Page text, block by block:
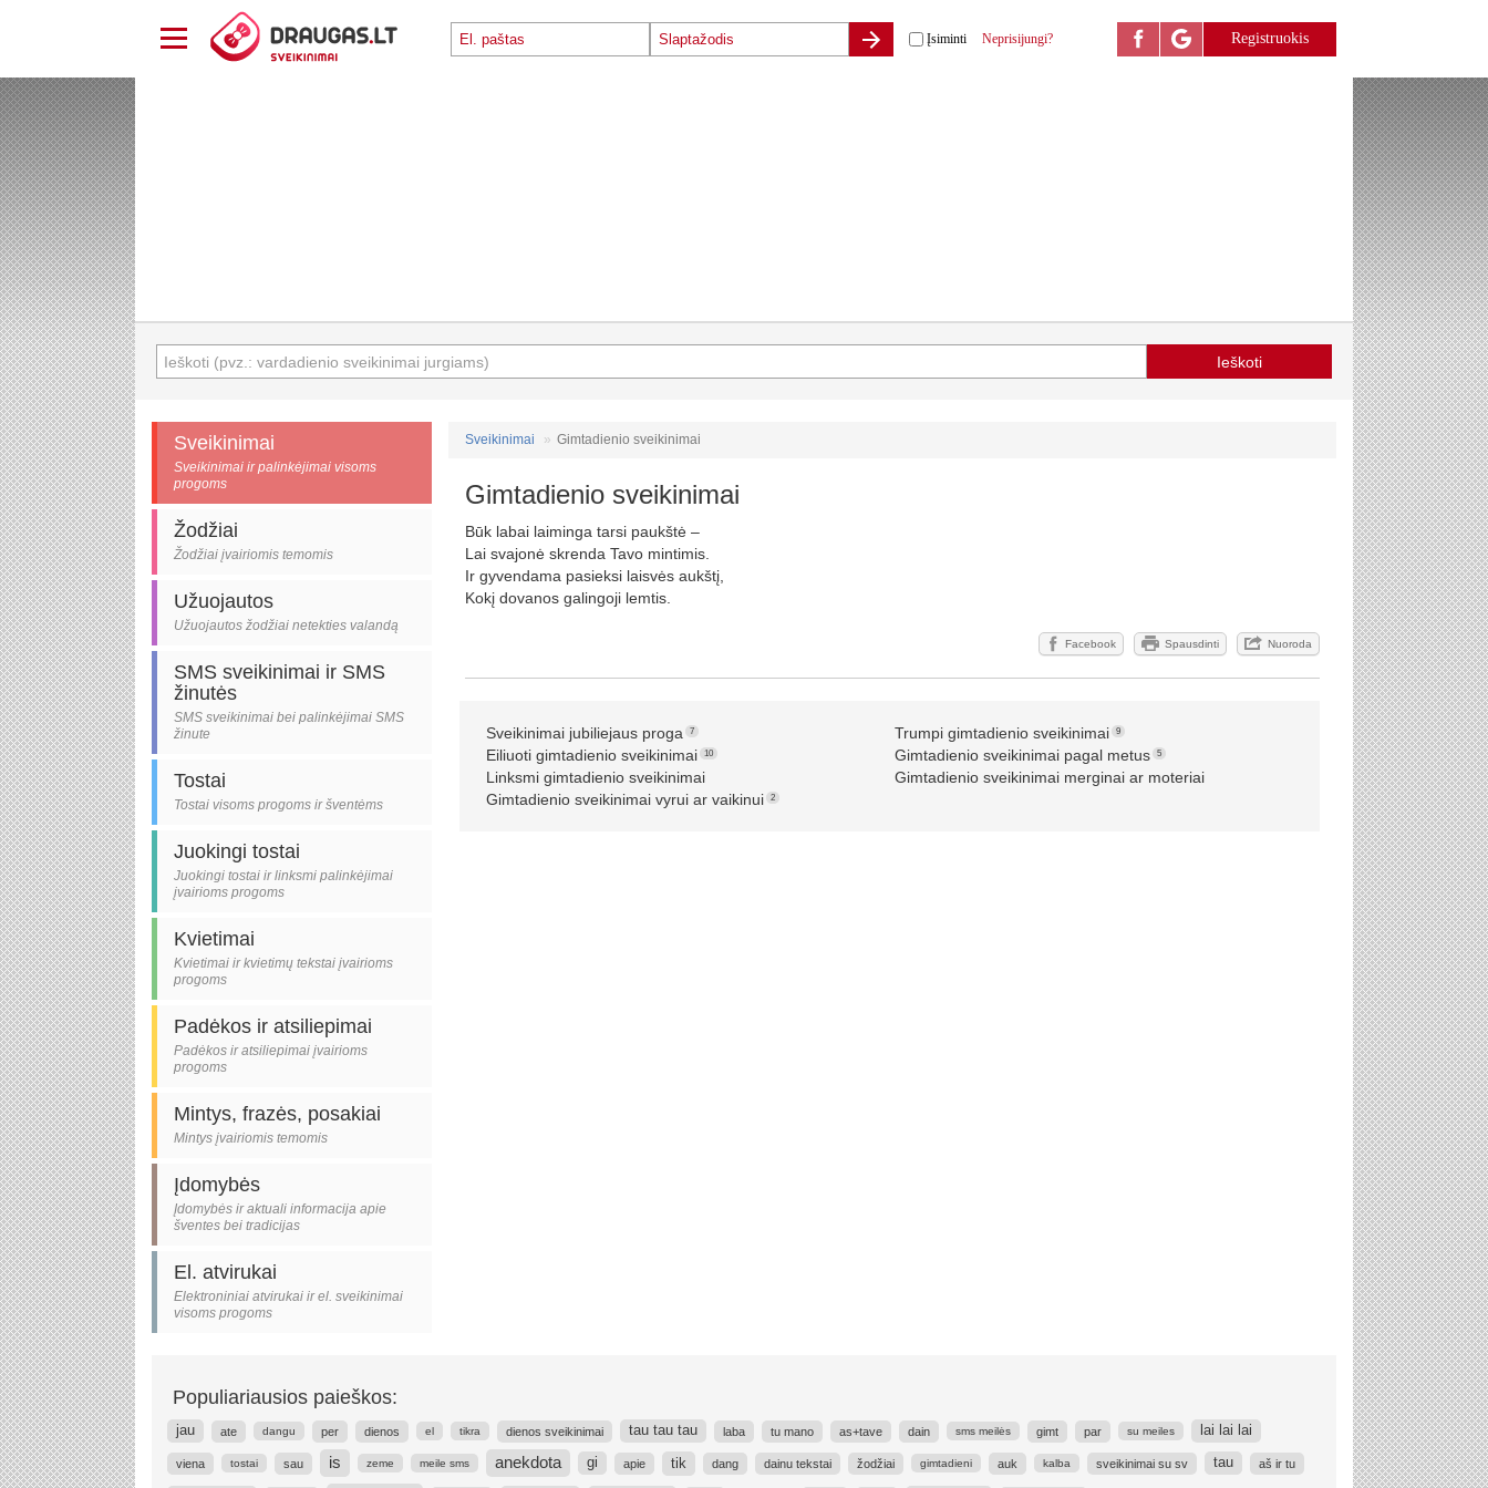
Įsiminti Neprisijungi? Registruokis
Sveikinimai
Sveikinimai ir palinkėjimai visoms
progoms
Žodžiai
Žodžiai įvairiomis temomis
Užuojautos
Užuojautos žodžiai netekties valandą
SMS sveikinimai ir SMS
žinutės
SMS sveikinimai bei palinkėjimai SMS
žinute
Tostai
Tostai visoms progoms ir šventėms
Juokingi tostai
Juokingi tostai ir linksmi palinkėjimai
įvairioms progoms
Kvietimai
Kvietimai ir kvietimų tekstai įvairioms
progoms
Padėkos ir atsiliepimai
Padėkos ir atsiliepimai įvairioms
progoms
Mintys, frazės, posakiai
Mintys įvairiomis temomis
Įdomybės
Įdomybės ir aktuali informacija apie
šventes bei tradicijas
El. atvirukai
Elektroniniai atvirukai ir el. sveikinimai
visoms progoms
Sveikinimai Gimtadienio sveikinimai
Gimtadienio sveikinimai
Būk labai laiminga tarsi paukštė –
Lai svajonė skrenda Tavo mintimis.
Ir gyvendama pasieksi laisvės aukštį,
Kokį dovanos galingoji lemtis.
Facebook Spausdinti Nuoroda
Sveikinimai jubiliejaus proga 7 Trumpi gimtadienio sveikinimai 9
Eiliuoti gimtadienio sveikinimai 10 Gimtadienio sveikinimai pagal metus 5
Linksmi gimtadienio sveikinimai
Gimtadienio sveikinimai merginai ar moteriai
Gimtadienio sveikinimai vyrui ar vaikinui
2
Populiariausios paieškos:
jau ate dangu per dienos el tikra dienos sveikinimai tau tau tau laba tu mano as+tave dain sms meilės gimt par su meiles lai lai lai
viena tostai sau is zeme meile sms anekdota gi apie tik dang dainu tekstai žodžiai gimtadieni auk kalba sveikinimai su sv tau aš ir tu